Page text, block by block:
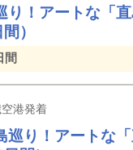
り！アートな「
）
間
港発着
巡り！アートな